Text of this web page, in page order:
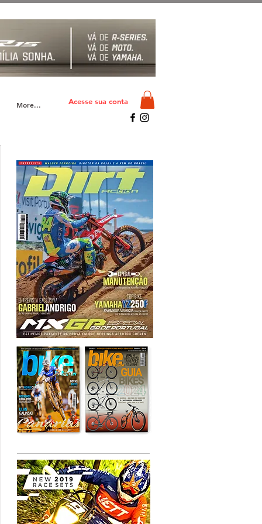
More... Acesse sua conta